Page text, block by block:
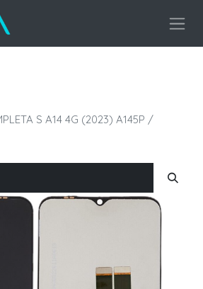
S A14 4G (2023) A145P /